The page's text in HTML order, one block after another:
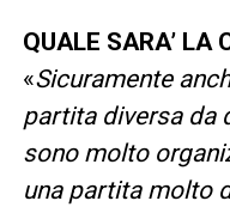
QUALE SARA’ LA
«Sicuramente
partita diversa da
sono molto
una partita molto